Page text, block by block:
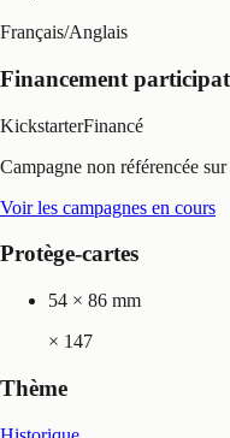
Français/Anglais
Financement
KickstarterFinancé
Campagne non référencée sur
Voir les campagnes en cours
Protège-cartes
54 × 86 mm
× 147
Thème